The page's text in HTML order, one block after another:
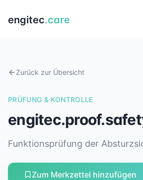
engitec.care
Zurück zur Übersicht
PRÜFUNG & KONTROLLE
Funktionsprüfung der
Zum Merkzettel hinzufügen